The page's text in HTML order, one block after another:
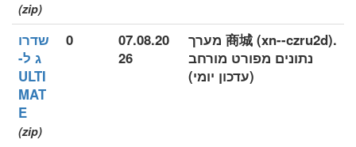
(zip)
.商城 (xn--czru2d) מערך
נתונים מפורט מורחב
(עדכון יומי)
07.08.20
26
0
שדרו
ג ל-
ULTI
MAT
E
(zip)